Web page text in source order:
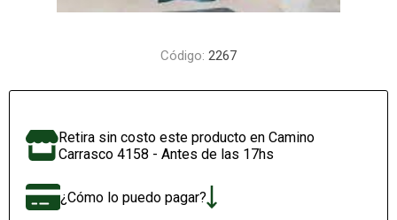
Código: 2267
Retira sin costo este producto en Camino
Carrasco 4158 - Antes de las 17hs
¿Cómo lo puedo pagar?